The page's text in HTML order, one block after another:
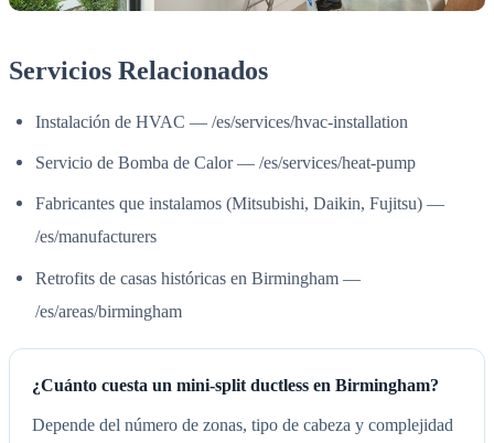
Servicios Relacionados
Instalación de HVAC — /es/services/hvac-installation
Servicio de Bomba de Calor — /es/services/heat-pump
Fabricantes que instalamos (Mitsubishi, Daikin, Fujitsu) —
/es/manufacturers
Retrofits de casas históricas en Birmingham —
/es/areas/birmingham
¿Cuánto cuesta un mini-split ductless en Birmingham?
Depende del número de zonas, tipo de cabeza y complejidad